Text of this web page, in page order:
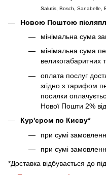
Salutis, Bosch, Sanabelle,
Новою Поштою
мінімальна сума
мінімальна сума
великогабаритних
оплата послуг
згідно з тарифом
посилки
Нової Пошти 2%
Кур'єром по Києву*
при сумі
при сумі
*Доставка відбувається до